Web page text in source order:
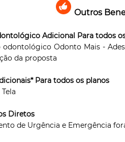
Outros
Adicional Para todos
odontológico Odonto Mais -
da proposta
Para todos os planos
Diretos
de Urgência e Emergência